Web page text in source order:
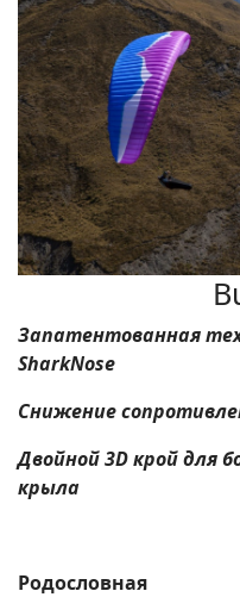
Запатентованная
SharkNose
Снижение
Двойной 3D крой для
крыла
Родословная